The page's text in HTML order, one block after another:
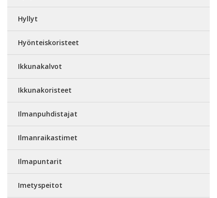
Hyllyt
Hyönteiskoristeet
Ikkunakalvot
Ikkunakoristeet
Ilmanpuhdistajat
Ilmanraikastimet
Ilmapuntarit
Imetyspeitot